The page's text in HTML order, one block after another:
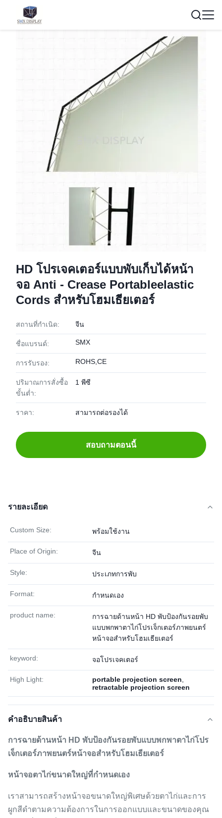
HD โปรเจคเตอร์แบบพับเก็บได้หน้า
จอ Anti - Crease Portableelastic
Cords สำหรับโฮมเธียเตอร์
สถานที่กำเนิด: จีน
ชื่อแบรนด์: SMX
การรับรอง: ROHS,CE
ปริมาณการสั่งซื้อ
ขั้นต่ำ:
1 พีซี
ราคา: สามารถต่อรองได้
สอบถามตอนนี้
รายละเอียด
Custom Size: พร้อมใช้งาน
Place of Origin: จีน
Style: ประเภทการพับ
Format: กำหนดเอง
product name:
การฉายด้านหน้า HD พับป้องกันรอยพับ
แบบพกพาตาไก่โปรเจ็กเตอร์ภาพยนตร์
หน้าจอสำหรับโฮมเธียเตอร์
keyword: จอโปรเจคเตอร์
High Light: portable projection screen
retractable projection screen
คําอธิบายสินค้า
การฉายด้านหน้า HD พับป้องกันรอยพับแบบพกพาตาไก่โปร
เจ็กเตอร์ภาพยนตร์หน้าจอสำหรับโฮมเธียเตอร์
หน้าจอตาไก่ขนาดใหญ่ที่กำหนดเอง
เราสามารถสร้างหน้าจอขนาดใหญ่พิเศษด้วยตาไก่และการ
ผูกสีดำตามความต้องการในการออกแบบและขนาดของคุณ